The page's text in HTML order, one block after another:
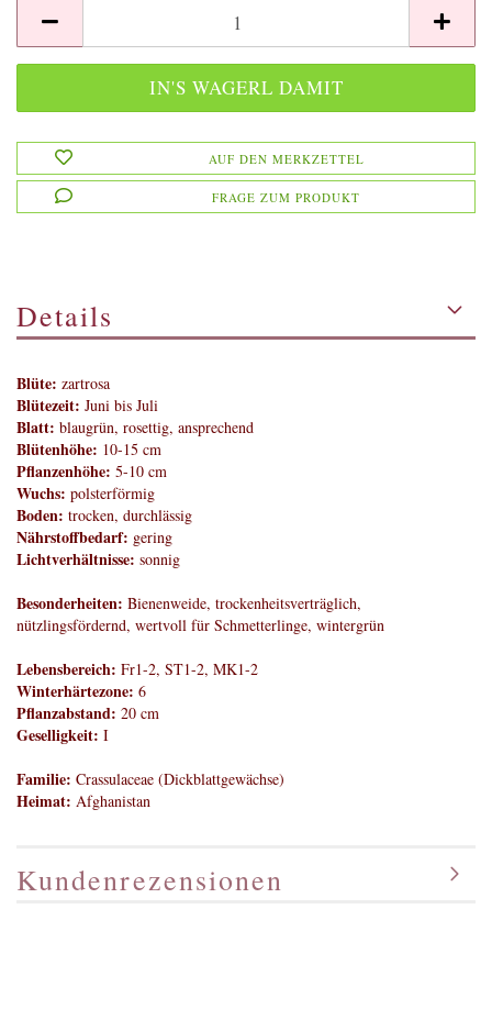
AUF DEN MERKZETTEL
FRAGE ZUM PRODUKT
Details
Blüte: zartrosa
Blütezeit: Juni bis Juli
Blatt: blaugrün, rosettig, ansprechend
Blütenhöhe: 10-15 cm
Pflanzenhöhe: 5-10 cm
Wuchs: polsterförmig
Boden: trocken, durchlässig
Nährstoffbedarf: gering
Lichtverhältnisse: sonnig
Besonderheiten: Bienenweide, trockenheitsverträglich,
nützlingsfördernd, wertvoll für Schmetterlinge, wintergrün
Lebensbereich: Fr1-2, ST1-2, MK1-2
Winterhärtezone: 6
Pflanzabstand: 20 cm
Geselligkeit: I
Familie: Crassulaceae (Dickblattgewächse)
Heimat: Afghanistan
Kundenrezensionen